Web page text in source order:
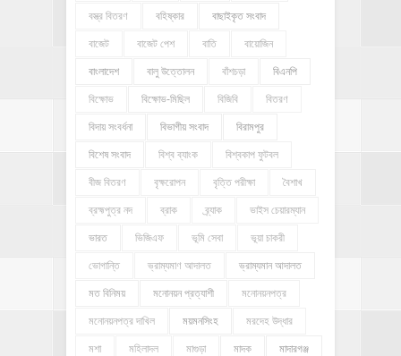
বস্ত্র বিতরণ বহিষ্কার বাছাইকৃত সংবাদ
বাজেট বাজেট পেশ বাতি বায়োজিন
বাংলাদেশ বালু উত্তোলন বাঁশচড়া বিএনপি
বিক্ষোভ বিক্ষোভ-মিছিল বিজিবি বিতরণ
বিদায় সংবর্ধনা বিভাগীয় সংবাদ বিরামপুর
বিশেষ সংবাদ বিশ্ব ব্যাংক বিশ্বকাপ ফুটবল
বীজ বিতরণ বৃক্ষরোপন বৃত্তি পরীক্ষা বৈশাখ
ব্রহ্মপুত্র নদ ব্রাক ব্র্যাক ভাইস চেয়ারম্যান
ভারত ভিজিএফ ভূমি সেবা ভূয়া চাকরী
ভোগান্তি ভ্রাম্যমাণ আদালত ভ্রাম্যমান আদালত
মত বিনিময় মনোনয়ন প্রত্যাশী মনোনয়নপত্র
মনোনয়নপত্র দাখিল ময়মনসিংহ মরদেহ উদ্ধার
মশা মহিলাদল মাগুড়া মাদক মাদারগঞ্জ